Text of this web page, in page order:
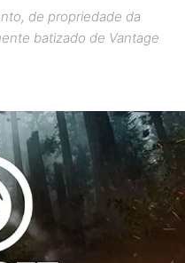
de propriedade da
batizado de Vantage